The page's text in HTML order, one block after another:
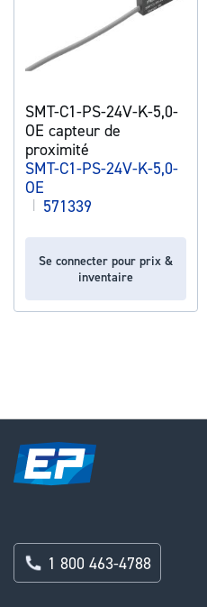
SMT-C1-PS-24V-K-5,0-
OE capteur de
proximité
SMT-C1-PS-24V-K-5,0-
OE
| 571339
Se connecter pour prix &
inventaire
1 800 463-4788